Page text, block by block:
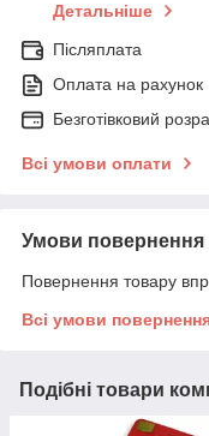
Детальніше
Післяплата
Оплата на рахунок
Безготівковий
Всі умови оплати
Умови повернення
Повернення товару
Всі умови
Подібні товари